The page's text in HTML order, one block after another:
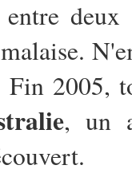
Fin 2005,
, un